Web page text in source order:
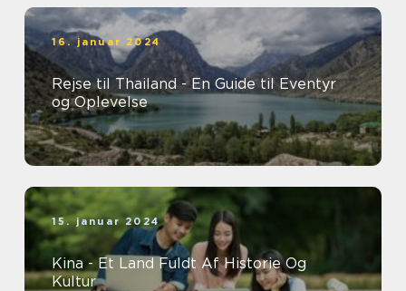
16. januar 2024
Rejse til Thailand - En Guide til Eventyr
og Oplevelse
15. januar 2024
Kina - Et Land Fuldt Af Historie Og
Kultur